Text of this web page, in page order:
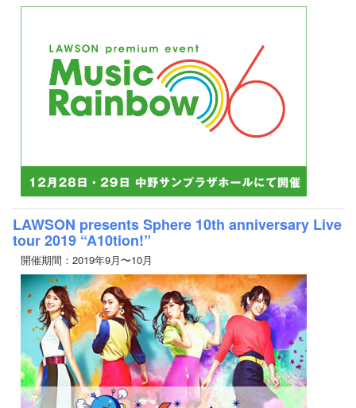
LAWSON presents Sphere 10th anniversary Live
tour 2019 “A10tion!”
開催期間：2019年9月〜10月